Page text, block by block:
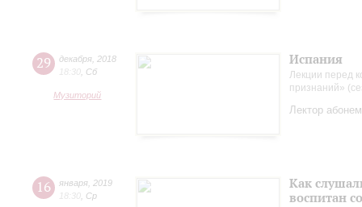
29 декабря 2018
18:30 Сб
Музиторий
Испания
Лекции перед
признаний»
Лектор
16 января 2019
18:30 Ср
Как
воспитан